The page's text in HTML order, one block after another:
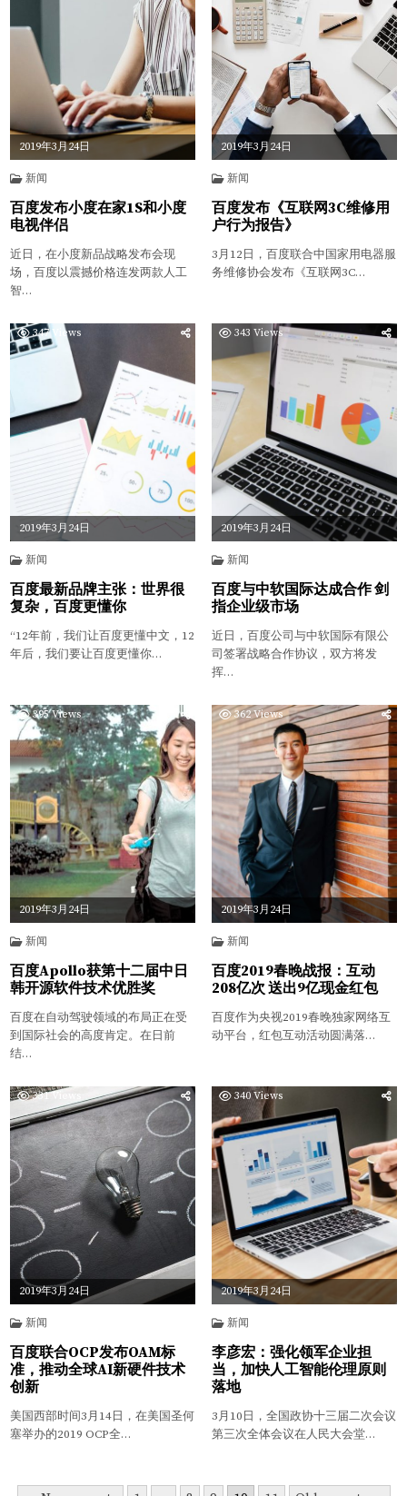
2019年3月24日
新闻
百度发布小度在家1S和小度
电视伴侣
近日，在小度新品战略发布会现
场，百度以震撼价格连发两款人工
智…
2019年3月24日
新闻
百度发布《互联网3C维修用
户行为报告》
3月12日，百度联合中国家用电器服
务维修协会发布《互联网3C…
347Views
2019年3月24日
新闻
百度最新品牌主张：世界很
复杂，百度更懂你
“12年前，我们让百度更懂中文，12
年后，我们要让百度更懂你…
343 Views
2019年3月24日
新闻
百度与中软国际达成合作 剑
指企业级市场
近日，百度公司与中软国际有限公
司签署战略合作协议，双方将发
挥…
395Views
2019年3月24日
新闻
百度Apollo获第十二届中日
韩开源软件技术优胜奖
百度在自动驾驶领域的布局正在受
到国际社会的高度肯定。在日前
结…
362Views
2019年3月24日
新闻
百度2019春晚战报：互动
208亿次 送出9亿现金红包
百度作为央视2019春晚独家网络互
动平台，红包互动活动圆满落…
331Views
2019年3月24日
新闻
百度联合OCP发布OAM标
准，推动全球AI新硬件技术
创新
美国西部时间3月14日，在美国圣何
塞举办的2019 OCP全…
340Views
2019年3月24日
新闻
李彦宏：强化领军企业担
当，加快人工智能伦理原则
落地
3月10日，全国政协十三届二次会议
第三次全体会议在人民大会堂…